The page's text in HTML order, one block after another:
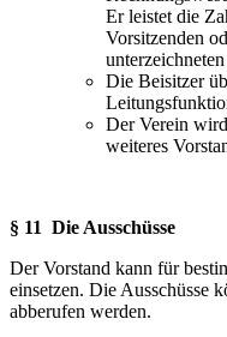
Er leistet die
Vorsitzenden
Die Beisitzer
Der Verein
weiteres
§ 11 Die Ausschüsse
Der Vorstand kann für
einsetzen. Die Ausschüsse
abberufen werden.